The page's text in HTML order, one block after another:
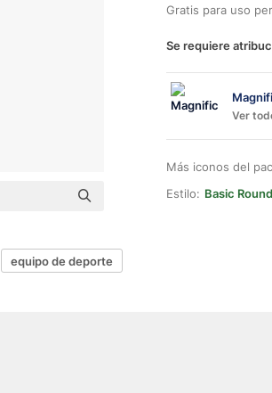
Gratis para uso
Se requiere
Ver
Más iconos del
Estilo: Basic
equipo de deporte